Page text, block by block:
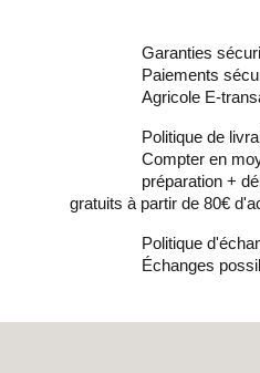
Garanties
Paiements
Agricole E-
Politique de
Compter en
préparation +
gratuits à partir de 80€
Politique
Échanges